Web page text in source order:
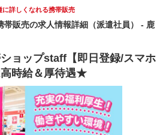
詳しくなれる携帯販売
帯販売の求人情報詳細（派遣社員） - 鹿
ョップstaff【即日登録/スマホ
時給＆厚待遇★